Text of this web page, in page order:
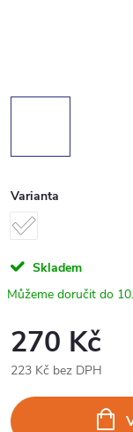
Varianta
Skladem
270 Kč
223 Kč bez DPH
cena: